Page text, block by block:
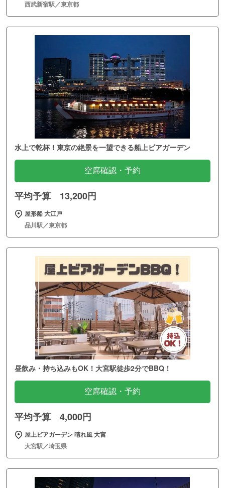
西武新宿駅／東京都
水上で乾杯！東京の絶景を一望できる船上ビアガーデン
空席確認・予約
平均予算 13,200円
屋形船 大江戸
品川駅／東京都
昼飲み・持ち込みもOK！大宮駅徒歩2分でBBQ！
空席確認・予約
平均予算 4,000円
屋上ビアガーデン 晴れ風 大宮
大宮駅／埼玉県